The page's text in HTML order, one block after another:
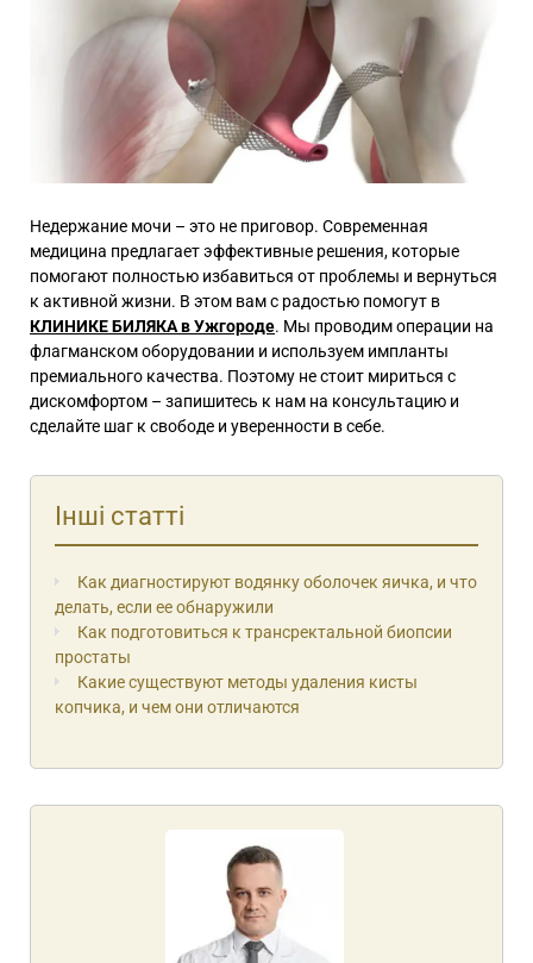
Недержание мочи – это не приговор. Современная
медицина предлагает эффективные решения, которые
помогают полностью избавиться от проблемы и вернуться
к активной жизни. В этом вам с радостью помогут в
КЛИНИКЕ БИЛЯКА в Ужгороде. Мы проводим операции на
флагманском оборудовании и используем импланты
премиального качества. Поэтому не стоит мириться с
дискомфортом – запишитесь к нам на консультацию и
сделайте шаг к свободе и уверенности в себе.
Інші статті
Как диагностируют водянку оболочек яичка, и что
делать, если ее обнаружили
Как подготовиться к трансректальной биопсии
простаты
Какие существуют методы удаления кисты
копчика, и чем они отличаются